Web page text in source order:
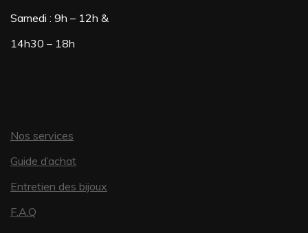
Samedi : 9h – 12h &
14h30 – 18h
Nos services
Guide d’achat
Entretien des bijoux
F.A.Q